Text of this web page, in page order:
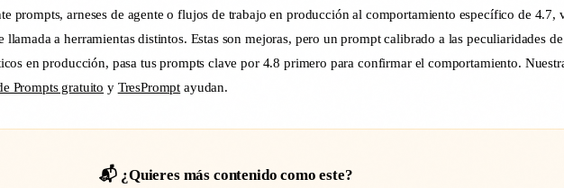
prompts, arneses de agente o flujos de trabajo en producción al comportamiento específico de
a herramientas distintos. Estas son mejoras, pero un prompt calibrado a las peculiaridades
en producción, pasa tus prompts clave por 4.8 primero para confirmar el comportamiento.
Prompts gratuito y TresPrompt ayudan.
📬 ¿Quieres más contenido como este?